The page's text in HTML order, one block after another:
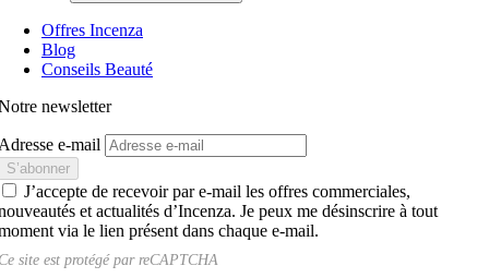
Offres Incenza
Blog
Conseils Beauté
newsletter
e-mail
J’accepte de recevoir par e-mail les offres commerciales,
et actualités d’Incenza. Je peux me désinscrire à tout
via le lien présent dans chaque e-mail.
site est protégé parreCAPTCHA